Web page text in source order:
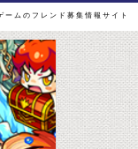
ームのフレンド募集情報サイト